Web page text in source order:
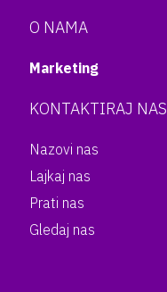
O NAMA
Marketing
KONTAKTIRAJ NAS
Nazovi nas
Lajkaj nas
Prati nas
Gledaj nas